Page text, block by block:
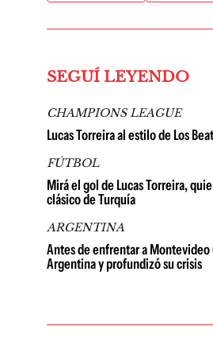
SEGUÍ LEYENDO
CHAMPIONS LEAGUE
Lucas Torreira al estilo de Los
FÚTBOL
Mirá el gol de Lucas Torreira,
clásico de Turquía
ARGENTINA
Antes de enfrentar a Montevideo
Argentina y profundizó su crisis